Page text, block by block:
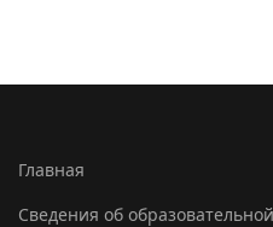
Главная
Сведения об